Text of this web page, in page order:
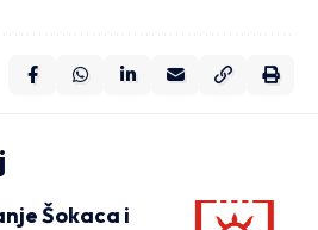
Šokaca i